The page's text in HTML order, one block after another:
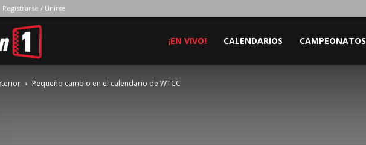
Registrarse / Unirse
Position
¡EN VIVO! CALENDARIOS CAMPEONATOS
Pequeño cambio en el calendario de WTCC